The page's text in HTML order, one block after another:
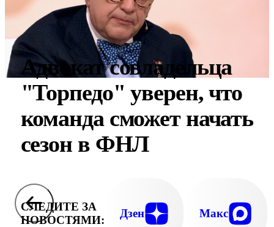
Адвокат совладельца
"Торпедо" уверен, что
команда сможет начать
сезон в ФНЛ
СЛЕДИТЕ ЗА
НОВОСТЯМИ:
Дзен Макс